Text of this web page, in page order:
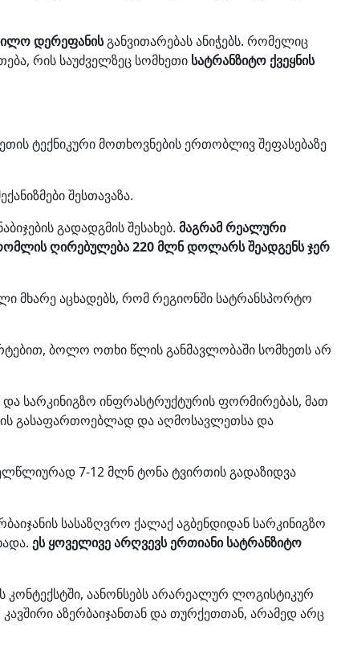
დერეფანისგანვითარებას ანიჭებს. რომელიც
რის საუძველზეც სომხეთი სატრანზიტო ქვეყნის
ტექნიკური მოთხოვნების ერთობლივ შეფასებაზე
შესთავაზა.
გადადგმის შესახებ. მაგრამ რეალური
რომლის ღირებულება 220 მლნ დოლარს შეადგენს ჯერ
მხარე აცხადებს, რომ რეგიონში სატრანსპორტო
ბოლო ოთხი წლის განმავლობაში სომხეთს არ
სარკინიგზო ინფრასტრუქტურის ფორმირებას, მათ
გასაფართოებლად და აღმოსავლეთსა და
7-12 მლნ ტონა ტვირთის გადაზიდვა
სასაზღვრო ქალაქ აგბენდიდან სარკინიგზო
ეს ყოველივე არღვევს ერთიანი სატრანზიტო
კონტექსტში, აანონსებს არარეალურ ლოგისტიკურ
აზერბაიჯანთან და თურქეთთან, არამედ არც